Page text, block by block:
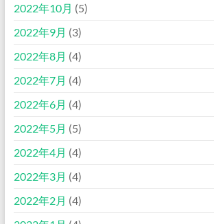
2022年10月 (5)
2022年9月 (3)
2022年8月 (4)
2022年7月 (4)
2022年6月 (4)
2022年5月 (5)
2022年4月 (4)
2022年3月 (4)
2022年2月 (4)